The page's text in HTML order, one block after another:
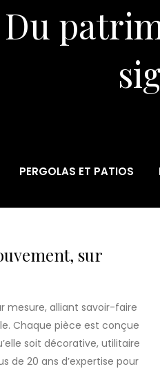
Du
PERGOLAS ET PATIOS
sur
mesure, alliant savoir-faire
Chaque pièce est conçue
soit décorative, utilitaire
de 20 ans d’expertise pour